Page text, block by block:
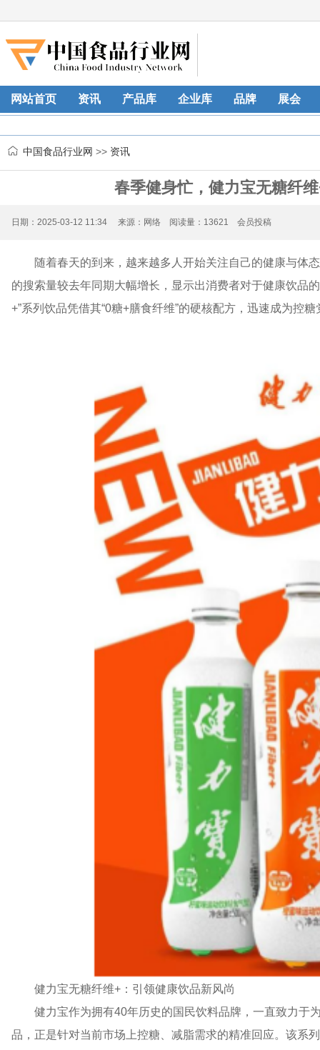
网站首页 资讯 产品库 企业库 品牌 展会
中国食品行业网 >> 资讯
春季健身忙，健力宝无糖纤
日期：2025-03-12 11:34 来源：网络 阅读量：13621 会员投稿
随着春天的到来，越来越多人开始关注自己的健康与体
的搜索量较去年同期大幅增长，显示出消费者对于健康饮品
+”系列饮品凭借其“0糖+膳食纤维”的硬核配方，迅速成为控
健力宝无糖纤维+：引领健康饮品新风尚
健力宝作为拥有40年历史的国民饮料品牌，一直致力于
品，正是针对当前市场上控糖、减脂需求的精准回应。该系